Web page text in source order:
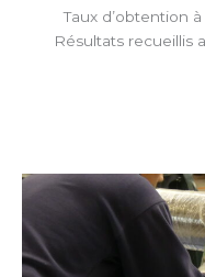
Taux d’obtention
Résultats recueillis